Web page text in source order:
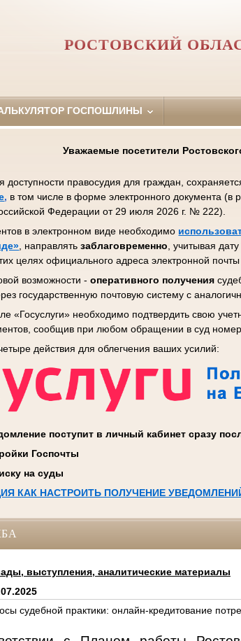
РОСТОВСКИЙ
ГОСПОШЛИНЫ
Уважаемые посетители
правосудия для граждан,
, в том числе в форме электронного документа (в
Федерации от 29 июля 2026 г. № 222).
в электронном виде необходимо
, направлятьзаблаговременно, учитывая
целях официального адреса электронной
возможности -оперативного получения
государственную почтовую систему с
«Госуслуги» необходимо подтвердить свою
сообщив при любом обращении в суд
действия для облегчения ваших усилий:
поступит в личный кабинет сразу
Госпочты
на суды
КАК НАСТРОИТЬ ПОЛУЧЕНИЕ
выступления, аналитические материалы
судебной практики: онлайн-кредитование